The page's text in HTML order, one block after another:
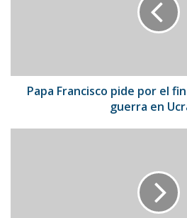
“abominable”
guerraPapa Francisco pide por el
guerra en